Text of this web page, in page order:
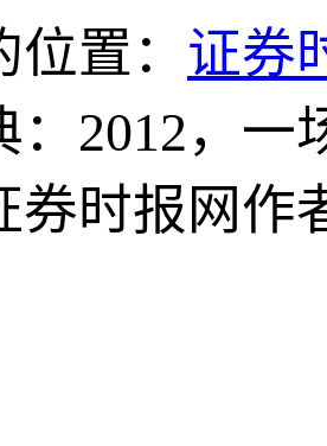
置： 证券
：2012，
券时报网作